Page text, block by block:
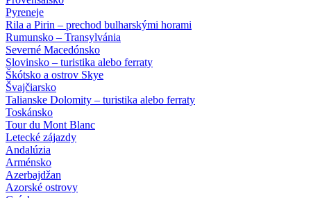
Pyreneje
Rila a Pirin – prechod bulharskými horami
Rumunsko – Transylvánia
Severné Macedónsko
Slovinsko – turistika alebo ferraty
Škótsko a ostrov Skye
Švajčiarsko
Talianske Dolomity – turistika alebo ferraty
Toskánsko
Tour du Mont Blanc
Letecké zájazdy
Andalúzia
Arménsko
Azerbajdžan
Azorské ostrovy